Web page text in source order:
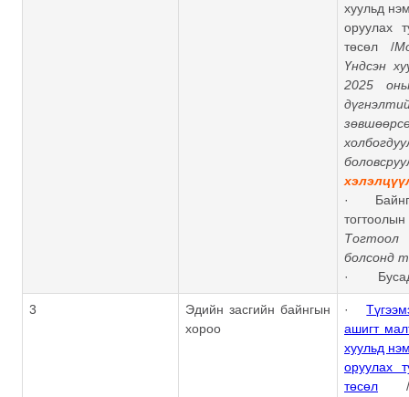
хуульд
оруулах
төсөл /
Үндсэн
2025
·
болсонд
·
3
Эдийн засгийн байнгын
хороо
·
ашигт
хуульд
оруулах
төсөл /